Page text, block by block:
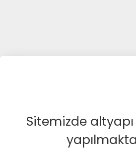
Sitemizde altyapı